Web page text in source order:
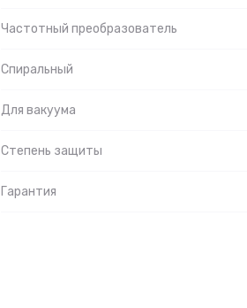
Частотный преобразователь
Спиральный
Для вакуума
Степень защиты
Гарантия